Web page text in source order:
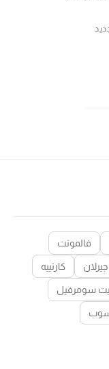
فالمونت
جيرلان كارتييه
سومرفيل